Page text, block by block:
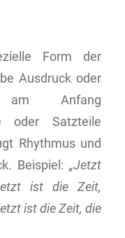
Form der
Ausdruck oder
am Anfang
oder Satzteile
Rhythmus und
Beispiel:„Jetzt
ist die Zeit,
ist die Zeit, die